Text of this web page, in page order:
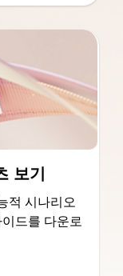
보기
적 시나리오
드를 다운로